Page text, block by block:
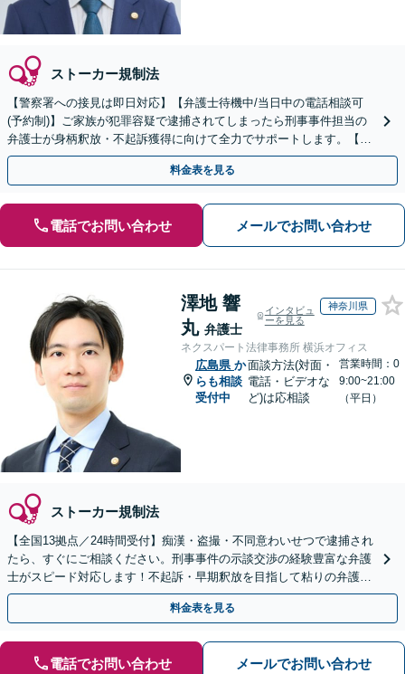
ストーカー規制法
【警察署への接見は即日対応】【弁護士待機中/当日中の電話相談可
(予約制)】ご家族が犯罪容疑で逮捕されてしまったら刑事事件担当の
弁護士が身柄釈放・不起訴獲得に向けて全力でサポートします。【毎
月100名以上の相談実績】【全国対応】
料金表を見る
電話でお問い合わせ メールでお問い合わせ
澤地 響
丸 弁護士
インタビュ
ーを見る
神奈川県
ネクスパート法律事務所 横浜オフィス
広島県 か
らも相談
受付中
面談方法(対面・
電話・ビデオな
ど)は応相談
営業時間：0
9:00~21:00
（平日）
ストーカー規制法
【全国13拠点／24時間受付】痴漢・盗撮・不同意わいせつで逮捕され
たら、すぐにご相談ください。刑事事件の示談交渉の経験豊富な弁護
士がスピード対応します！不起訴・早期釈放を目指して粘りの弁護活
動を行います。
料金表を見る
電話でお問い合わせ メールでお問い合わせ